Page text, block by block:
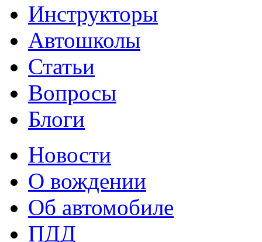
Инструкторы
Автошколы
Статьи
Вопросы
Блоги
Новости
О вождении
Об автомобиле
ПДД